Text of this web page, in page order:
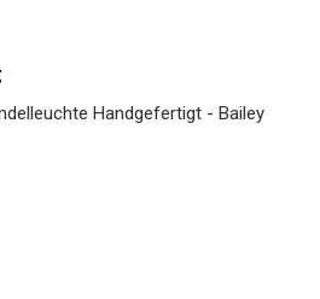
Handgefertigt - Bailey